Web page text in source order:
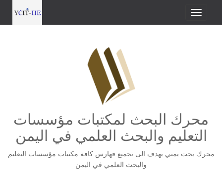
محرك البحث لمكتبات مؤسسات
التعليم والبحث العلمي في اليمن
محرك بحث يمني يهدف الى تجميع فهارس كافة مكتبات مؤسسات التعليم
والبحث العلمي في اليمن